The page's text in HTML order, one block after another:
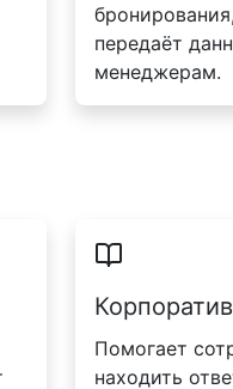
передаёт
менеджерам.
Помогает
находить